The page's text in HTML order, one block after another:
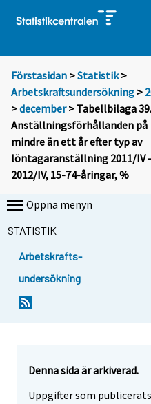
Förstasidan >Statistik >
Arbetskraftsundersökning >
>december> Tabellbilaga 39.
Anställningsförhållanden på
mindre än ett år efter typ av
löntagaranställning 2011/IV -
2012/IV, 15-74-åringar, %
Öppna menyn
STATISTIK
Arbetskrafts-
undersökning
Denna sida är arkiverad.
Uppgifter som